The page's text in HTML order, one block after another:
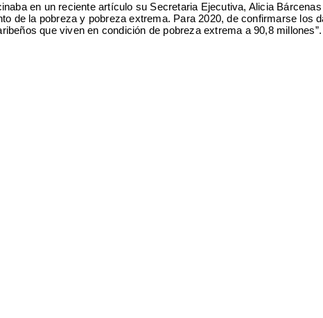
en un reciente artículo su Secretaria Ejecutiva, Alicia
de la pobreza y pobreza extrema. Para 2020, de confirmarse los
que viven en condición de pobreza extrema a 90,8 millones”.